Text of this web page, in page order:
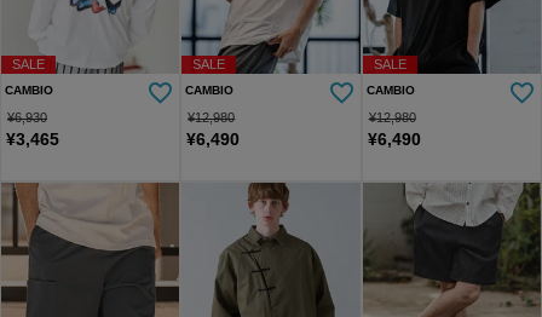
SALE
CAMBIO
¥6,930
¥3,465
SALE
CAMBIO
¥12,980
¥6,490
SALE
CAMBIO
¥12,980
¥6,490